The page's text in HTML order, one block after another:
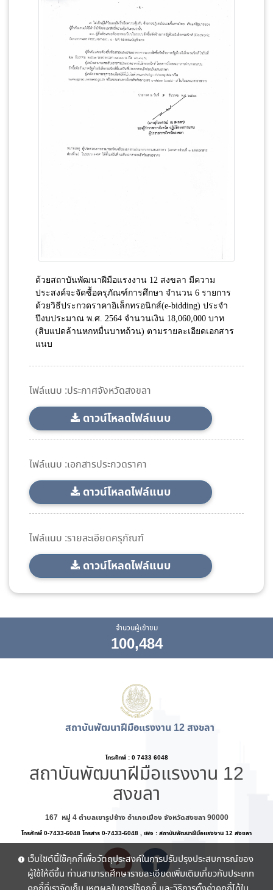
ด้วยสถาบันพัฒนาฝีมือแรงงาน 12 สงขลา มีความ
ประสงค์จะจัดซื้อครุภัณฑ์การศึกษา จำนวน 6 รายการ
ด้วยวิธีประกวดราคาอิเล็กทรอนิกส์(e-bidding) ประจำ
ปีงบประมาณ พ.ศ. 2564 จำนวนเงิน 18,060,000 บาท
(สิบแปดล้านหกหมื่นบาทถ้วน) ตามรายละเอียดเอกสาร
แนบ
ไฟล์แนบ :ประกาศจังหวัดสงขลา
ดาวน์โหลดไฟล์แนบ
ไฟล์แนบ :เอกสารประกวดราคา
ดาวน์โหลดไฟล์แนบ
ไฟล์แนบ :รายละเอียดครุภัณฑ์
ดาวน์โหลดไฟล์แนบ
จำนวนผู้เข้าชม
100,484
สถาบันพัฒนาฝีมือแรงงาน 12 สงขลา
โทรศัทพ์ : 0 7433 6048
สถาบันพัฒนาฝีมือแรงงาน 12
สงขลา
167 หมู่ 4 ตำบลเขารูปช้าง อำเภอเมือง จังหวัดสงขลา 90000
โทรศัทพ์ 0-7433-6048 โทรสาร 0-7433-6048 , เพจ : สถาบันพัฒนาฝีมือแรงงาน 12 สงขลา
เว็บไซต์นี้ใช้คุกกี้เพื่อวัตถุประสงค์ในการปรับปรุงประสบการณ์ของ
ผู้ใช้ให้ดีขึ้น ท่านสามารถศึกษารายละเอียดเพิ่มเติมเกี่ยวกับประเภท